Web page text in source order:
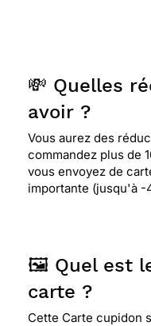
💸 Quelles
avoir ?
Vous aurez des
commandez plus de
vous envoyez de
importante (jusqu'à
🖼️ Quel est
carte ?
Cette Carte cupidon